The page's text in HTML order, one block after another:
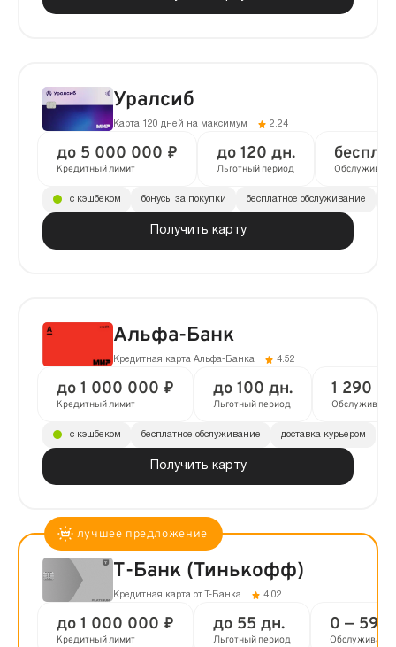
Уралсиб
Карта 120 дней на максимум 2.24
до 5 000 000 ₽
Кредитный лимит
до 120 дн.
Льготный период
Получить карту
с кэшбеком бонусы за покупки бесплатное обслуживание
Альфа-Банк
Кредитная карта Альфа-Банка 4.52
до 1 000 000 ₽
Кредитный лимит
до 100 дн.
Льготный период
1 290 ₽
Получить карту
с кэшбеком бесплатное обслуживание доставка курьером
Т-Банк (Тинькофф)
Кредитная карта от Т-Банка 4.02
до 1 000 000 ₽
Кредитный лимит
до 55 дн.
Льготный период
0 — 590
Обслуживание